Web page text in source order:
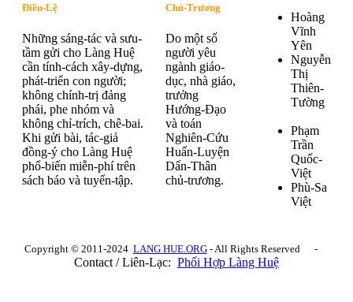
Điều-Lệ
Những sáng-tác và sưu-
tầm gửi cho Làng Huệ
cần tính-cách xây-dựng,
phát-triển con người;
không chính-trị đảng
phái, phe nhóm và
không chỉ-trích, chê-bai.
Khi gửi bài, tác-giả
đồng-ý cho Làng Huệ
phổ-biến miễn-phí trên
sách báo và tuyển-tập.
Chủ-Trương
Do một số
người yêu
ngành giáo-
dục, nhà giáo,
trưởng
Hướng-Đạo
và toán
Nghiên-Cứu
Huấn-Luyện
Dấn-Thân
chủ-trương.
Hoàng
Vĩnh
Yên
Nguyễn
Thị
Thiên-
Tường
Phạm
Trần
Quốc-
Việt
Phù-Sa
Việt
Copyright © 2011-2024 LANG HUE.ORG- All Rights Reserved -
Contact / Liên-Lạc: Phối Hợp Làng Huệ